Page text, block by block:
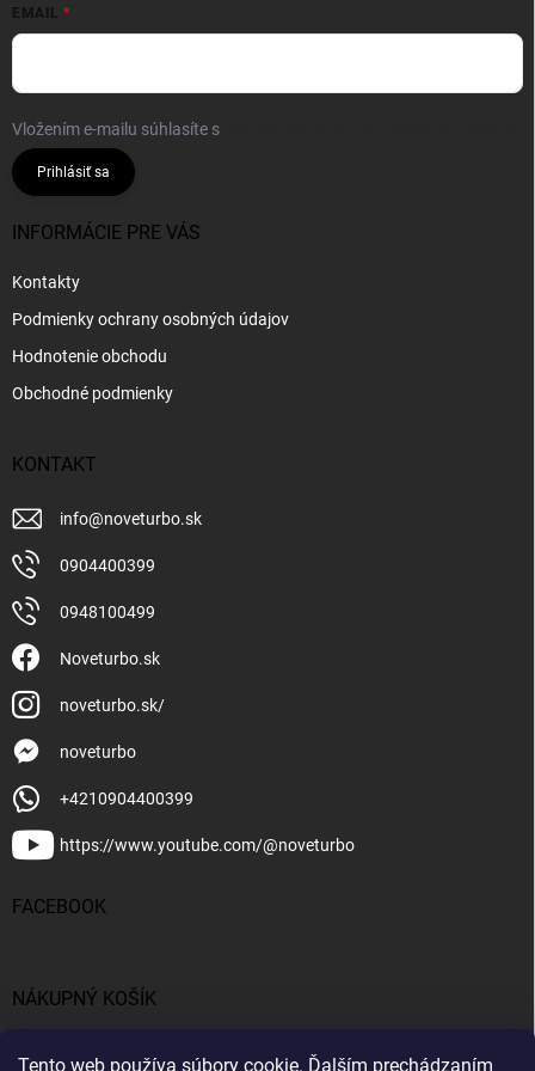
Tento web používa súbory cookie. Ďalším prechádzaním
EMAIL
Vložením e-mailu súhlasíte s
Prihlásiť sa
INFORMÁCIE PRE VÁS
Kontakty
Podmienky ochrany osobných údajov
Hodnotenie obchodu
Obchodné podmienky
KONTAKT
info@noveturbo.sk
0904400399
0948100499
Noveturbo.sk
noveturbo.sk/
noveturbo
+4210904400399
https://www.youtube.com/@noveturbo
FACEBOOK
NÁKUPNÝ KOŠÍK
€0